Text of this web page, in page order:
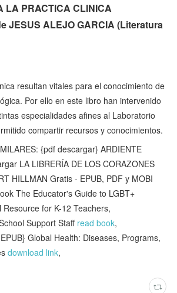
LA PRACTICA CLINICA
JESUS ALEJO GARCIA (Literatura
resultan vitales para el conocimiento de
Por ello en este libro han intervenido
especialidades afines al Laboratorio
compartir recursos y conocimientos.
{pdf descargar} ARDIENTE
LA LIBRERÍA DE LOS CORAZONES
HILLMAN Gratis - EPUB, PDF y MOBI
The Educator's Guide to LGBT+
Resource for K-12 Teachers,
Support Staff read book,
Global Health: Diseases, Programs,
download link,